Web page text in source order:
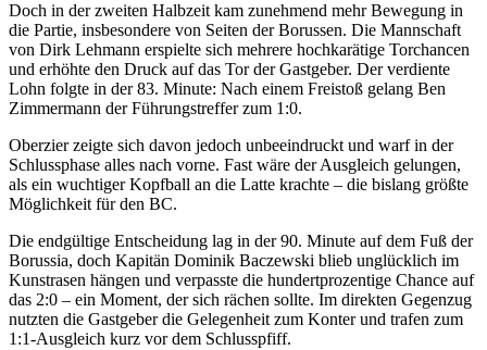
Doch in der zweiten Halbzeit kam zunehmend mehr Bewegung in
die Partie, insbesondere von Seiten der Borussen. Die Mannschaft
von Dirk Lehmann erspielte sich mehrere hochkarätige Torchancen
und erhöhte den Druck auf das Tor der Gastgeber. Der verdiente
Lohn folgte in der 83. Minute: Nach einem Freistoß gelang Ben
Zimmermann der Führungstreffer zum 1:0.
Oberzier zeigte sich davon jedoch unbeeindruckt und warf in der
Schlussphase alles nach vorne. Fast wäre der Ausgleich gelungen,
als ein wuchtiger Kopfball an die Latte krachte – die bislang größte
Möglichkeit für den BC.
Die endgültige Entscheidung lag in der 90. Minute auf dem Fuß der
Borussia, doch Kapitän Dominik Baczewski blieb unglücklich im
Kunstrasen hängen und verpasste die hundertprozentige Chance auf
das 2:0 – ein Moment, der sich rächen sollte. Im direkten Gegenzug
nutzten die Gastgeber die Gelegenheit zum Konter und trafen zum
1:1-Ausgleich kurz vor dem Schlusspfiff.